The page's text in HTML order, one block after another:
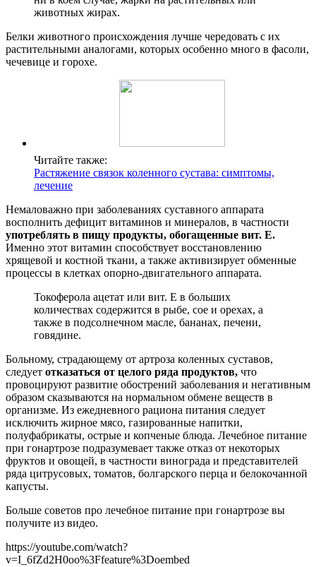
животных жирах.
Белки животного происхождения лучше чередовать с их
растительными аналогами, которых особенно много в фасоли,
чечевице и горохе.
Читайте также:
Растяжение связок коленного сустава: симптомы,
лечение
Немаловажно при заболеваниях суставного аппарата
восполнить дефицит витаминов и минералов, в частности
употреблять в пищу продукты, обогащенные вит. Е.
Именно этот витамин способствует восстановлению
хрящевой и костной ткани, а также активизирует обменные
процессы в клетках опорно-двигательного аппарата.
Токоферола ацетат или вит. Е в больших
количествах содержится в рыбе, сое и орехах, а
также в подсолнечном масле, бананах, печени,
говядине.
Больному, страдающему от артроза коленных суставов,
следует отказаться от целого ряда продуктов, что
провоцируют развитие обострений заболевания и негативным
образом сказываются на нормальном обмене веществ в
организме. Из ежедневного рациона питания следует
исключить жирное мясо, газированные напитки,
полуфабрикаты, острые и копченые блюда. Лечебное питание
при гонартрозе подразумевает также отказ от некоторых
фруктов и овощей, в частности винограда и представителей
ряда цитрусовых, томатов, болгарского перца и белокочанной
капусты.
Больше советов про лечебное питание при гонартрозе вы
получите из видео.
https://youtube.com/watch?
v=I_6fZd2H0oo%3Ffeature%3Doembed